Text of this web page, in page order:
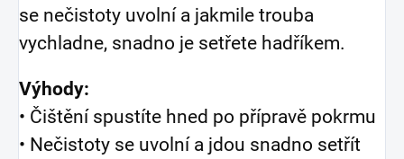
se nečistoty uvolní a jakmile trouba
vychladne, snadno je setřete hadříkem.
Výhody:
• Čištění spustíte hned po přípravě pokrmu
• Nečistoty se uvolní a jdou snadno setřít